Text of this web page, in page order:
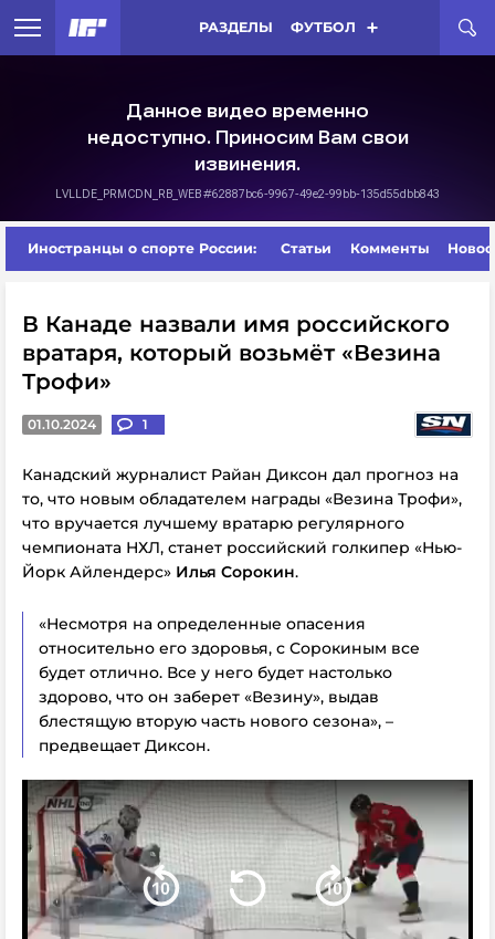
РАЗДЕЛЫ ФУТБОЛ
Иностранцы о спорте России: Статьи Комменты
В Канаде назвали имя российского
вратаря, который возьмёт «Везина
Трофи»
01.10.2024 1
Канадский журналист Райан Диксон дал прогноз на
то, что новым обладателем награды «Везина Трофи»,
что вручается лучшему вратарю регулярного
чемпионата НХЛ, станет российский голкипер «Нью-
Йорк Айлендерс» Илья Сорокин.
«Несмотря на определенные опасения
относительно его здоровья, с Сорокиным все
будет отлично. Все у него будет настолько
здорово, что он заберет «Везину», выдав
блестящую вторую часть нового сезона», –
предвещает Диксон.